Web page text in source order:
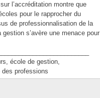
l’accréditation montre que
pour le rapprocher du
de professionnalisation de la
s’avère une menace pour
école de gestion,
professions